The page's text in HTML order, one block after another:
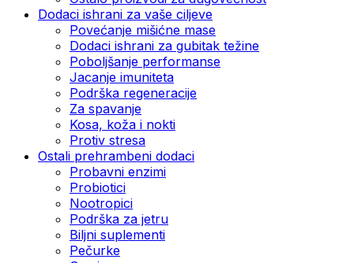
Dodaci ishrani za vaše ciljeve
Povećanje mišićne mase
Dodaci ishrani za gubitak težine
Poboljšanje performanse
Jacanje imuniteta
Podrška regeneracije
Za spavanje
Kosa, koža i nokti
Protiv stresa
Ostali prehrambeni dodaci
Probavni enzimi
Probiotici
Nootropici
Podrška za jetru
Biljni suplementi
Pečurke